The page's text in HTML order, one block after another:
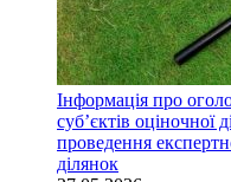
Інформація про
суб’єктів оціночної
проведення
ділянок